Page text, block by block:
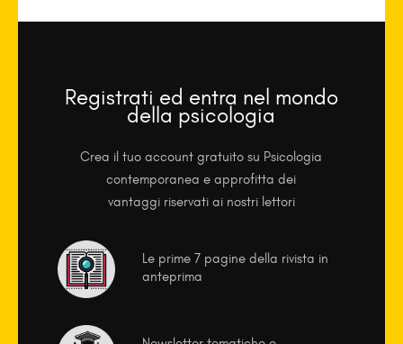
Registrati ed entra nel mondo
della psicologia
Crea il tuo account gratuito su Psicologia
contemporanea e approfitta dei
vantaggi riservati ai nostri lettori
Le prime 7 pagine della rivista in
anteprima